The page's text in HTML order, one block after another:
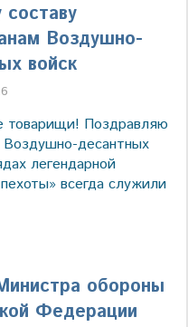
Воздушно-
войск
товарищи! Поздравляю
десантных
легендарной
всегда служили
обороны
Федерации